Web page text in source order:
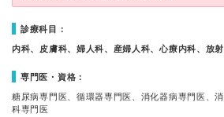
診療科目：
内科、皮膚科、婦人科、産婦人科、心療内科、放
専門医・資格：
糖尿病専門医、循環器専門医、消化器病専門医、
科専門医